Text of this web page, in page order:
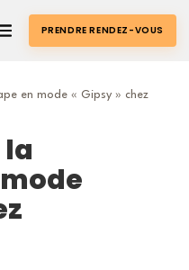
PRENDRE RENDEZ-VOUS
en mode « Gipsy » chez
la